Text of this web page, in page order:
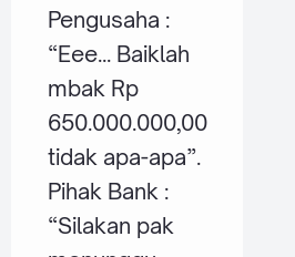
Pengusaha :
“Eee... Baiklah
mbak Rp
650.000.000,00
tidak apa-apa”.
Pihak Bank :
“Silakan pak